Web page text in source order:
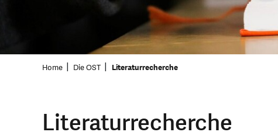
Home Die OST Literaturrecherche
Literaturrecherche